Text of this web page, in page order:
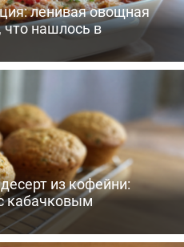
ленивая овощная
что нашлось в
из кофейни:
кабачковым